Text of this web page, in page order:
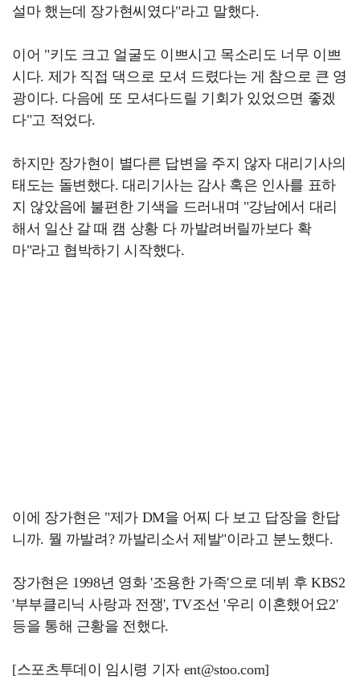
설마 했는데 장가현씨였다"라고 말했다.
이어 "키도 크고 얼굴도 이쁘시고 목소리도 너무 이쁘
시다. 제가 직접 댁으로 모셔 드렸다는 게 참으로 큰 영
광이다. 다음에 또 모셔다드릴 기회가 있었으면 좋겠
다"고 적었다.
하지만 장가현이 별다른 답변을 주지 않자 대리기사의
태도는 돌변했다. 대리기사는 감사 혹은 인사를 표하
지 않았음에 불편한 기색을 드러내며 "강남에서 대리
해서 일산 갈 때 캠 상황 다 까발려버릴까보다 확
마"라고 협박하기 시작했다.
이에 장가현은 "제가 DM을 어찌 다 보고 답장을 한답
니까. 뭘 까발려? 까발리소서 제발"이라고 분노했다.
장가현은 1998년 영화 '조용한 가족'으로 데뷔 후 KBS2
'부부클리닉 사랑과 전쟁', TV조선 '우리 이혼했어요2'
등을 통해 근황을 전했다.
[스포츠투데이 임시령 기자 ent@stoo.com]